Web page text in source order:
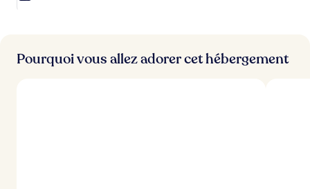
Pourquoi vous allez adorer cet hébergement